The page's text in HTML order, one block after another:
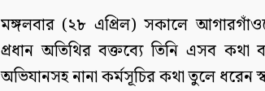
মঙ্গলবার (২৮ এপ্রিল) সকালে
প্রধান অতিথির বক্তব্যে তিনি এসব
অভিযানসহ নানা কর্মসূচির কথা তুলে ধরেন